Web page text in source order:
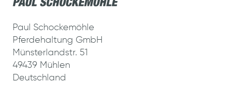
Paul Schockemöhle
Pferdehaltung GmbH
Münsterlandstr. 51
49439 Mühlen
Deutschland